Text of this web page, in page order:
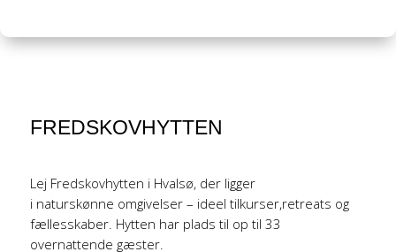
FREDSKOVHYTTEN
Lej Fredskovhytten i Hvalsø, der ligger
i naturskønne omgivelser – ideel tilkurser,retreats og
fællesskaber. Hytten har plads til op til 33
overnattende gæster.